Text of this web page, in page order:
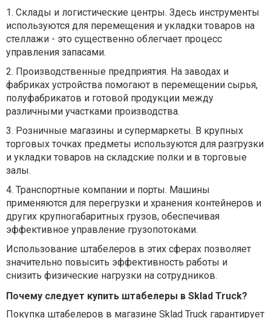
1. Склады и логистические центры. Здесь инструменты
используются для перемещения и укладки товаров на
стеллажи - это существенно облегчает процесс
управления запасами.
2. Производственные предприятия. На заводах и
фабриках устройства помогают в перемещении сырья,
полуфабрикатов и готовой продукции между
различными участками производства.
3. Розничные магазины и супермаркеты. В крупных
торговых точках предметы используются для разгрузки
и укладки товаров на складские полки и в торговые
залы.
4. Транспортные компании и порты. Машины
применяются для перегрузки и хранения контейнеров и
других крупногабаритных грузов, обеспечивая
эффективное управление грузопотоками.
Использование штабелеров в этих сферах позволяет
значительно повысить эффективность работы и
снизить физические нагрузки на сотрудников.
Почему следует купить штабелеры в Sklad Truck?
Покупка штабелеров в магазине Sklad Truck гарантирует